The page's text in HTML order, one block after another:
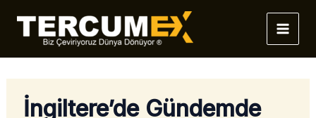
atla
İngiltere’de Gündemde